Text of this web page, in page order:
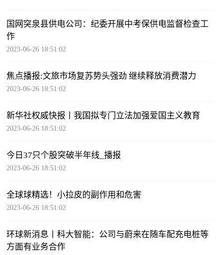
国网突泉县供电公司：纪委开展中考保供电监督检查工
作
2023-06-26 18:51:02
焦点播报:文旅市场复苏势头强劲 继续释放消费潜力
2023-06-26 18:51:02
新华社权威快报丨我国拟专门立法加强爱国主义教育
2023-06-26 18:51:02
今日37只个股突破半年线_播报
2023-06-26 18:51:02
全球球精选！小拉皮的副作用和危害
2023-06-26 18:51:02
环球新消息丨科大智能：公司与蔚来在随车配充电桩等
方面有业务合作